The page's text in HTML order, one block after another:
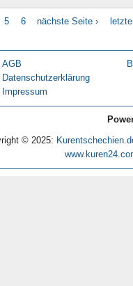
5 6 nächste Seite ›
AGB
Datenschutzerklärung
Impressum
© 2025: